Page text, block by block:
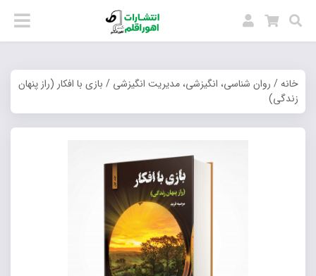
خانه/ روان شناسی، انگیزشی، مدیریت انگیزشی / بازی با افکار (راز پنهان
زندگی)